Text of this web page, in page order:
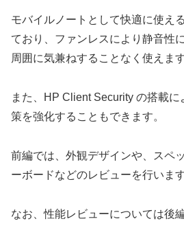
モバイルノートとして快適に使え
ており、ファンレスにより静音性
周囲に気兼ねすることなく使えます
また、HP Client Security の搭載
策を強化することもできます。
前編では、外観デザインや、スペ
ーボードなどのレビューを行います
なお、性能レビューについては後